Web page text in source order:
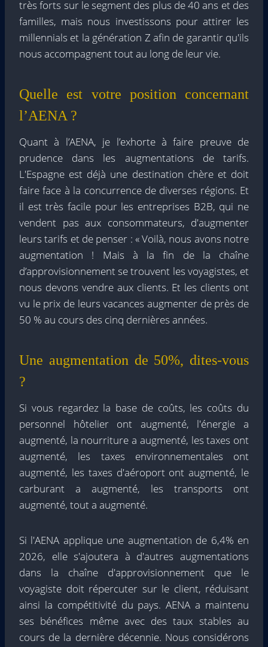
très forts sur le segment des plus de 40 ans et des
familles, mais nous investissons pour attirer les
millennials et la génération Z afin de garantir qu'ils
nous accompagnent tout au long de leur vie.
Quelle est votre position concernant
l’AENA ?
Quant à l’AENA, je l’exhorte à faire preuve de
prudence dans les augmentations de tarifs.
L'Espagne est déjà une destination chère et doit
faire face à la concurrence de diverses régions. Et
il est très facile pour les entreprises B2B, qui ne
vendent pas aux consommateurs, d'augmenter
leurs tarifs et de penser : « Voilà, nous avons notre
augmentation ! Mais à la fin de la chaîne
d’approvisionnement se trouvent les voyagistes, et
nous devons vendre aux clients. Et les clients ont
vu le prix de leurs vacances augmenter de près de
50 % au cours des cinq dernières années.
Une augmentation de 50%, dites-vous
?
Si vous regardez la base de coûts, les coûts du
personnel hôtelier ont augmenté, l'énergie a
augmenté, la nourriture a augmenté, les taxes ont
augmenté, les taxes environnementales ont
augmenté, les taxes d'aéroport ont augmenté, le
carburant a augmenté, les transports ont
augmenté, tout a augmenté.
Si l'AENA applique une augmentation de 6,4% en
2026, elle s'ajoutera à d'autres augmentations
dans la chaîne d'approvisionnement que le
voyagiste doit répercuter sur le client, réduisant
ainsi la compétitivité du pays. AENA a maintenu
ses bénéfices même avec des taux stables au
cours de la dernière décennie. Nous considérons